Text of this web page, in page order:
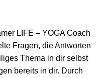
LIFE – YOGA Coach
Fragen, die Antworten
Thema in dir selbst
bereits in dir. Durch